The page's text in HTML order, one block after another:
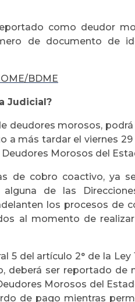
como deudor
de documento de
BDME
Judicial?
deudores morosos,
a más tardar el viernes
Morosos del
de cobro coactivo, ya
de las
los procesos de
al momento de
5 del artículo 2° de la Ley
deberá ser reportado de
Morosos del
de pago mientras